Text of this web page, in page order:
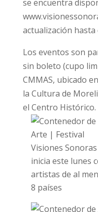
se encuentra
actualización
Los eventos son
sin boleto (cupo
CMMAS, ubicado
la Cultura de
el Centro Histórico.